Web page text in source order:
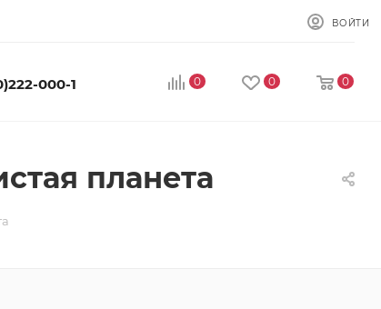
ВОЙТИ
000-1 0 0 0
планета